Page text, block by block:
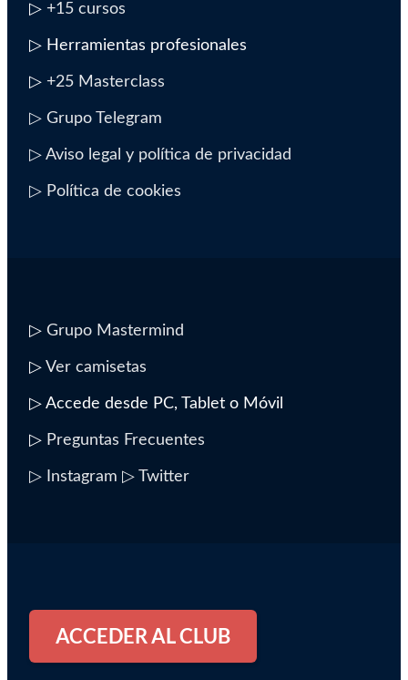
▷ +15 cursos
▷ Herramientas profesionales
▷ +25 Masterclass
▷ Grupo Telegram
▷ Aviso legal y política de privacidad
▷ Política de cookies
▷ Grupo Mastermind
▷ Ver camisetas
▷ Accede desde PC, Tablet o Móvil
▷ Preguntas Frecuentes
▷ Instagram ▷ Twitter
ACCEDER AL CLUB